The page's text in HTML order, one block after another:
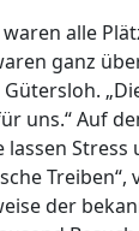
alle
ganz
Gütersloh.
uns.“ Auf
lassen
der